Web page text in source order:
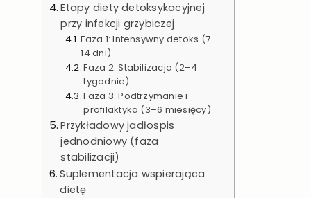
Etapy diety detoksykacyjnej
przy infekcji grzybiczej
Faza 1: Intensywny detoks (7–
14 dni)
Faza 2: Stabilizacja (2–4
tygodnie)
Faza 3: Podtrzymanie i
profilaktyka (3–6 miesięcy)
Przykładowy jadłospis
jednodniowy (faza
stabilizacji)
Suplementacja wspierająca
dietę